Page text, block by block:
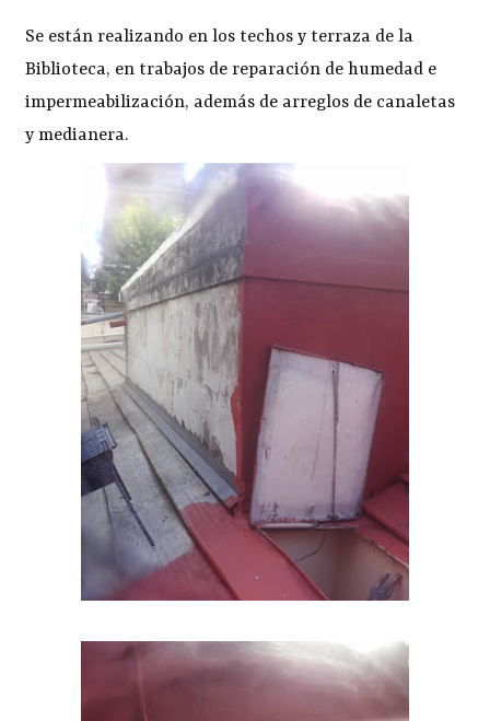
Se están realizando en los techos y terraza de la
Biblioteca, en trabajos de reparación de humedad e
impermeabilización, además de arreglos de canaletas
y medianera.